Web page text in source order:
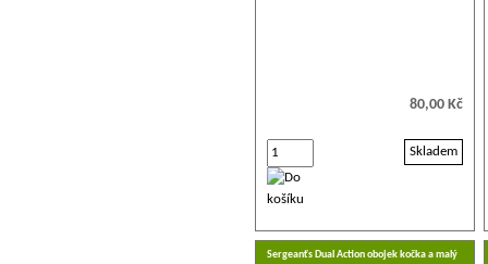
80,00 Kč
Skladem
Sergeanťs Dual Action obojek kočka a malý